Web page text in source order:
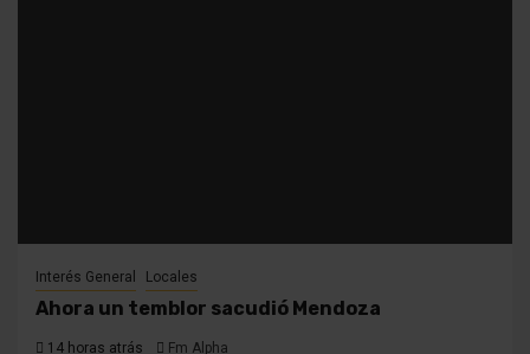
Interés General Locales
Ahora un temblor sacudió Mendoza
14 horas atrás Fm Alpha